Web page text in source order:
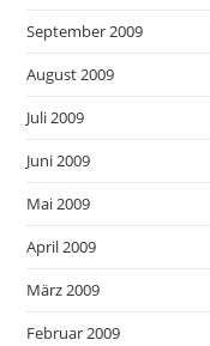
September 2009
August 2009
Juli 2009
Juni 2009
Mai 2009
April 2009
März 2009
Februar 2009